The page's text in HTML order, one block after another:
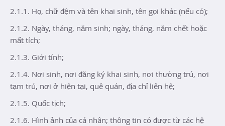
2.1.1. Họ, chữ đệm và tên khai sinh, tên gọi khác (nếu có);
2.1.2. Ngày, tháng, năm sinh; ngày, tháng, năm chết hoặc
mất tích;
2.1.3. Giới tính;
2.1.4. Nơi sinh, nơi đăng ký khai sinh, nơi thường trú, nơi
tạm trú, nơi ở hiện tại, quê quán, địa chỉ liên hệ;
2.1.5. Quốc tịch;
2.1.6. Hình ảnh của cá nhân; thông tin có được từ các hệ